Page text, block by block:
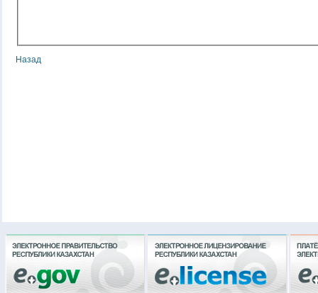
Назад